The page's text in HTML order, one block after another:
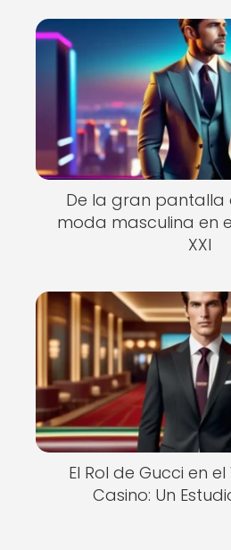
De la gran pantalla
moda masculina en
XXI
El Rol de Gucci en
Casino: Un